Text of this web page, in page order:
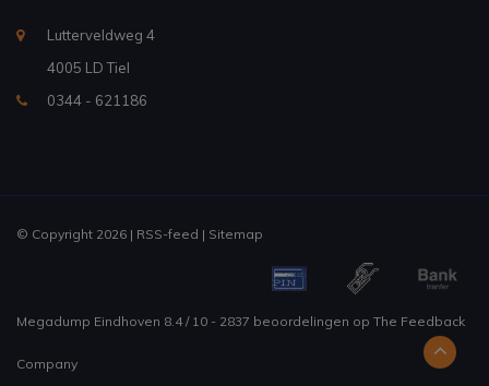
Lutterveldweg 4
4005 LD Tiel
0344 - 621186
© Copyright 2026 | RSS-feed | Sitemap
Megadump Eindhoven 8.4/ 10 - 2837 beoordelingen op The Feedback
Company